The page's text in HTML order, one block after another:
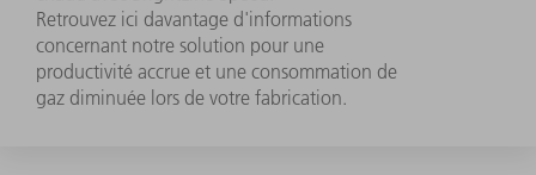
Retrouvez ici davantage d'informations
concernant notre solution pour une
productivité accrue et une consommation de
gaz diminuée lors de votre fabrication.